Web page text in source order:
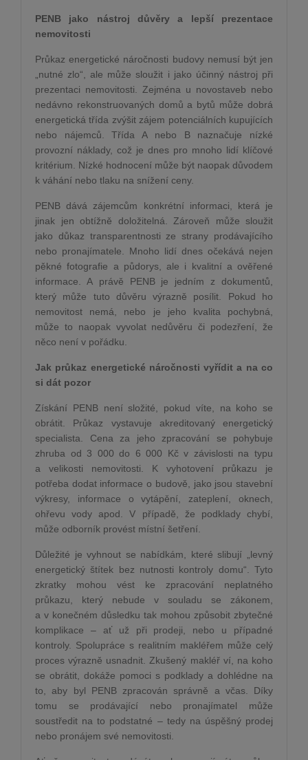
PENB jako nástroj důvěry a lepší prezentace
nemovitosti
Průkaz energetické náročnosti budovy nemusí být jen
„nutné zlo“, ale může sloužit i jako účinný nástroj při
prezentaci nemovitosti. Zejména u novostaveb nebo
nedávno rekonstruovaných domů a bytů může dobrá
energetická třída zvýšit zájem potenciálních kupujících
nebo nájemců. Třída A nebo B naznačuje nízké
provozní náklady, což je dnes pro mnoho lidí klíčové
kritérium. Nízké hodnocení může být naopak důvodem
k váhání nebo tlaku na snížení ceny.
PENB dává zájemcům konkrétní informaci, která je
jinak jen obtížně doložitelná. Zároveň může sloužit
jako důkaz transparentnosti ze strany prodávajícího
nebo pronajímatele. Mnoho lidí dnes očekává nejen
pěkné fotografie a půdorys, ale i kvalitní a ověřené
informace. A právě PENB je jedním z dokumentů,
který může tuto důvěru výrazně posílit. Pokud ho
nemovitost nemá, nebo je jeho kvalita pochybná,
může to naopak vyvolat nedůvěru či podezření, že
něco není v pořádku.
Jak průkaz energetické náročnosti vyřídit a na co
si dát pozor
Získání PENB není složité, pokud víte, na koho se
obrátit. Průkaz vystavuje akreditovaný energetický
specialista. Cena za jeho zpracování se pohybuje
zhruba od 3 000 do 6 000 Kč v závislosti na typu
a velikosti nemovitosti. K vyhotovení průkazu je
potřeba dodat informace o budově, jako jsou stavební
výkresy, informace o vytápění, zateplení, oknech,
ohřevu vody apod. V případě, že podklady chybí,
může odborník provést místní šetření.
Důležité je vyhnout se nabídkám, které slibují „levný
energetický štítek bez nutnosti kontroly domu“. Tyto
zkratky mohou vést ke zpracování neplatného
průkazu, který nebude v souladu se zákonem,
a v konečném důsledku tak mohou způsobit zbytečné
komplikace – ať už při prodeji, nebo u případné
kontroly. Spolupráce s realitním makléřem může celý
proces výrazně usnadnit. Zkušený makléř ví, na koho
se obrátit, dokáže pomoci s podklady a dohlédne na
to, aby byl PENB zpracován správně a včas. Díky
tomu se prodávající nebo pronajímatel může
soustředit na to podstatné – tedy na úspěšný prodej
nebo pronájem své nemovitosti.